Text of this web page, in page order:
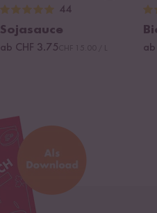
44
Sojasauce
ab CHF 3.75 ab